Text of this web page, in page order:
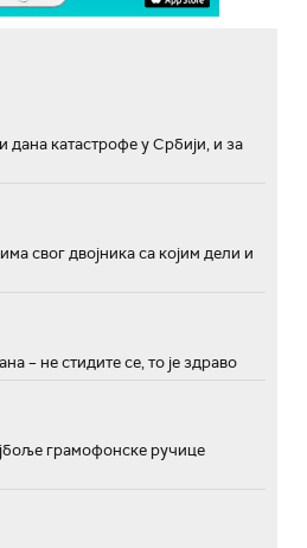
дана катастрофе у Србији, и за
свог двојника са којим дели и
– не стидите се, то је здраво
грамофонске ручице